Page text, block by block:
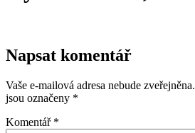
Napsat komentář
Vaše e-mailová adresa nebude zveřejněna.
jsou označeny *
Komentář *